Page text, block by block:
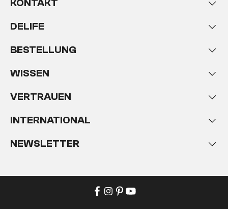
KONTAKT
DELIFE
BESTELLUNG
WISSEN
VERTRAUEN
INTERNATIONAL
NEWSLETTER